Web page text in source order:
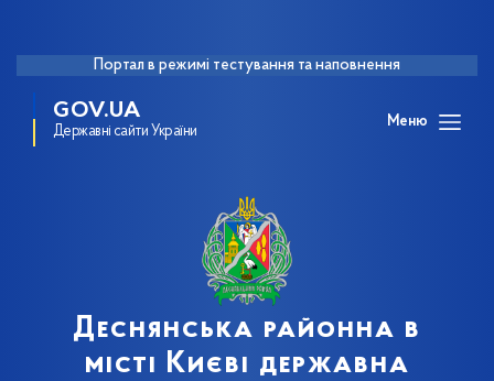
Портал в режимі тестування та наповнення
GOV.UA
Державні сайти України
Меню
Деснянська районна в
місті Києві державна